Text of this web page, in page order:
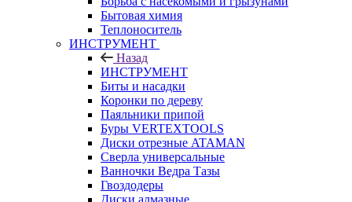
Бытовая химия
Теплоноситель
ИНСТРУМЕНТ
Назад
ИНСТРУМЕНТ
Биты и насадки
Коронки по дереву
Паяльники припой
Буры VERTEXTOOLS
Диски отрезные ATAMAN
Сверла универсальные
Ванночки Ведра Тазы
Гвоздодеры
Диски алмазные